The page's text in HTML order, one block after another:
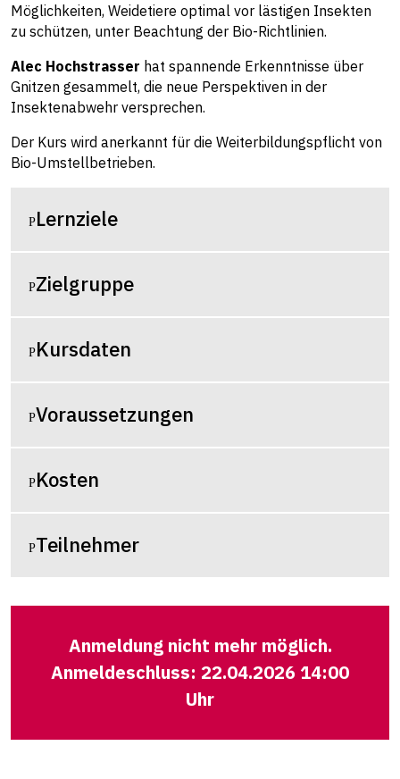
Möglichkeiten, Weidetiere optimal vor lästigen Insekten
zu schützen, unter Beachtung der Bio-Richtlinien.
Alec Hochstrasser hat spannende Erkenntnisse über
Gnitzen gesammelt, die neue Perspektiven in der
Insektenabwehr versprechen.
Der Kurs wird anerkannt für die Weiterbildungspflicht von
Bio-Umstellbetrieben.
Lernziele
Zielgruppe
Kursdaten
Voraussetzungen
Kosten
Teilnehmer
Anmeldung nicht mehr möglich.
Anmeldeschluss: 22.04.2026 14:00
Uhr